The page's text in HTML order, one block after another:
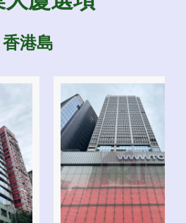
香港島